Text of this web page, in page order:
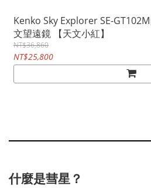
Kenko Sky Explorer SE-
文望遠鏡 【天文小紅】
NT$36,860
NT$25,800
什麼是彗星？